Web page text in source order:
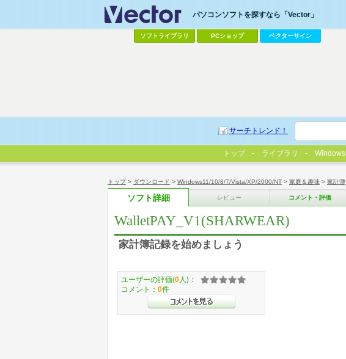
トップ> ダウンロード > Windows11/10/8/7/Vista/XP/2000/NT > 家庭＆趣味 > 家計簿
ソフト詳細 レビュー コメント・評価
WalletPAY_V1(SHARWEAR)
家計簿記録を始めましょう
ユーザーの評価(0 人)：
コメント： 0件
パソコンソフトを探すなら「Vector」
ソフトライブラリ PCショップ ベクターサイン
サーチトレンド！
トップ ライブラリ Windows